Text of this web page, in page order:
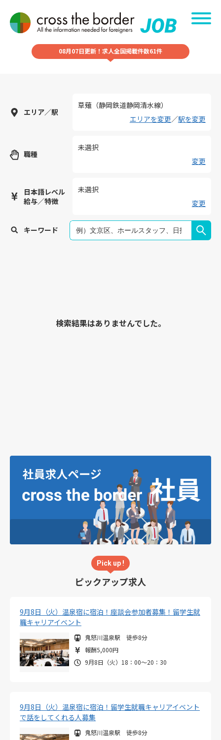
08月07日更新！求人全国掲載件数61件
エリア／駅
草薙（静岡鉄道静岡清水線）
エリアを変更／駅を変更
職種
未選択
変更
日本語レベル
給与／特徴
未選択
変更
キーワード
検索結果はありませんでした。
Pick up !
ピックアップ求人
9月8日（火）温泉宿に宿泊！座談会参加者募集！留学生就
職キャリアイベント
鬼怒川温泉駅 徒歩8分
報酬5,000円
9月8日（火）18：00～20：30
9月8日（火）温泉宿に宿泊！留学生就職キャリアイベント
で話をしてくれる人募集
鬼怒川温泉駅 徒歩8分